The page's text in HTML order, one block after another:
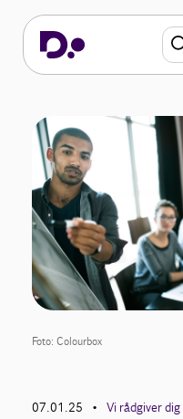
Foto: Colourbox
07.01.25 • Vi rådgiver dig